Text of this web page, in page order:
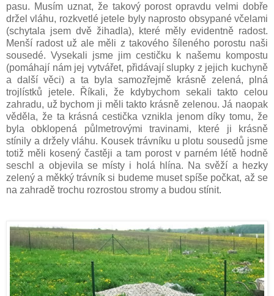
pasu. Musím uznat, že takový porost opravdu velmi dobře
držel vláhu, rozkvetlé jetele byly naprosto obsypané včelami
(schytala jsem dvě žihadla), které měly evidentně radost.
Menší radost už ale měli z takového šíleného porostu naši
sousedé. Vysekali jsme jim cestičku k našemu kompostu
(pomáhají nám jej vytvářet, přidávají slupky z jejich kuchyně
a další věci) a ta byla samozřejmě krásně zelená, plná
trojlístků jetele. Říkali, že kdybychom sekali takto celou
zahradu, už bychom ji měli takto krásně zelenou. Já naopak
věděla, že ta krásná cestička vznikla jenom díky tomu, že
byla obklopená půlmetrovými travinami, které ji krásně
stínily a držely vláhu. Kousek trávníku u plotu sousedů jsme
totiž měli kosený častěji a tam porost v parném létě hodně
seschl a objevila se místy i holá hlína. Na svěží a hezky
zelený a měkký trávník si budeme muset spíše počkat, až se
na zahradě trochu rozrostou stromy a budou stínit.